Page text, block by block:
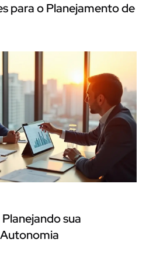
para o Planejamento de
sua